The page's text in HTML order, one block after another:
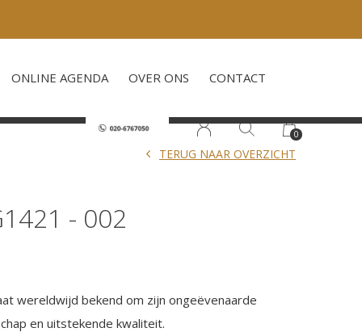
ONLINE AGENDA OVER ONS CONTACT
0
- 002
TERUG NAAR OVERZICHT
wereldwijd bekend om zijn ongeëvenaarde
en uitstekende kwaliteit.